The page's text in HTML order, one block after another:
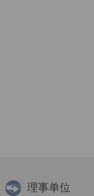
理事单位